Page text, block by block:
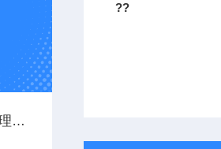
一体式振动传感器的工作原理是什么？
??